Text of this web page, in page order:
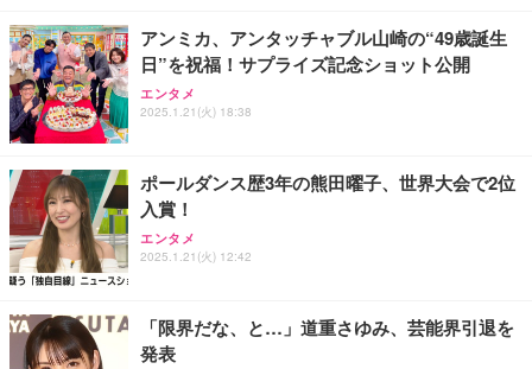
アンミカ、アンタッチャブル山崎の“49歳誕生
日”を祝福！サプライズ記念ショット公開
エンタメ
2025.1.21(火) 18:38
ポールダンス歴3年の熊田曜子、世界大会で2位
入賞！
エンタメ
2025.1.21(火) 12:42
「限界だな、と…」道重さゆみ、芸能界引退を
発表